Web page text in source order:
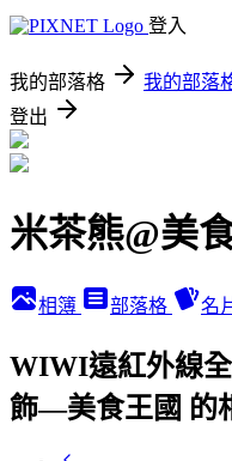
登入
我的部落格 我的部落
登出
米茶熊@美
相簿 部落格 名
WIWI遠紅外線
飾—美食王國 的